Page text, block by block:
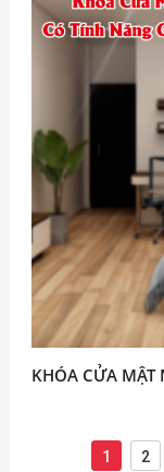
KHÓA CỬA MẬT
1 2